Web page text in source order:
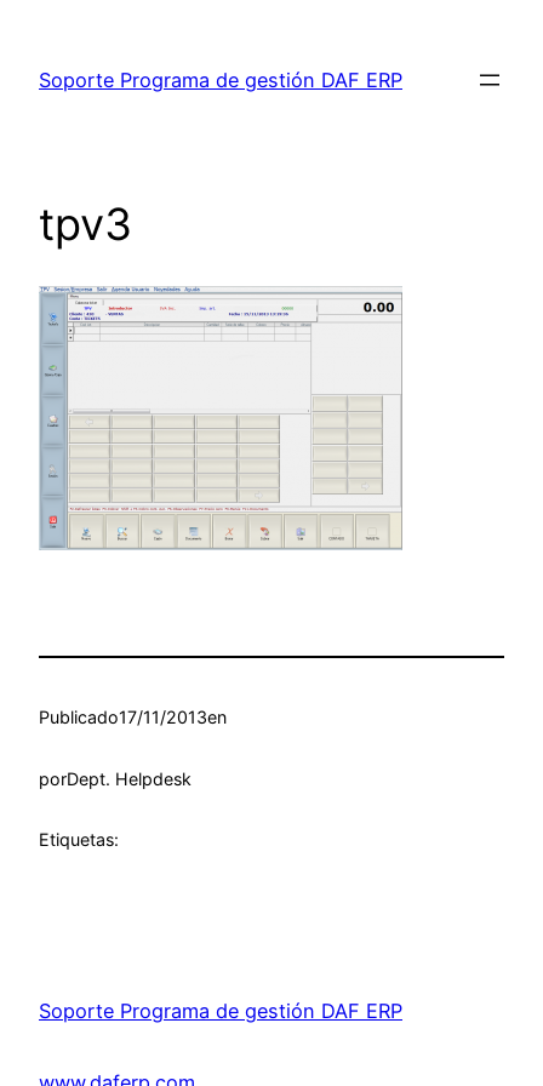
contenido
Soporte Programa de gestión DAF ERP
tpv3
Publicado17/11/2013en
porDept. Helpdesk
Etiquetas:
Soporte Programa de gestión DAF ERP